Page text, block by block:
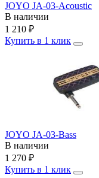
JOYO JA-03-Acoustic
В наличии
1 210 ₽
Купить в 1 клик
JOYO JA-03-Bass
В наличии
1 270 ₽
Купить в 1 клик